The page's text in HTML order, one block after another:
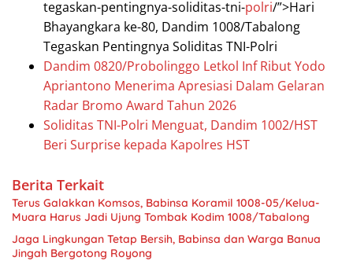
tegaskan-pentingnya-soliditas-tni-polri/”>Hari
Bhayangkara ke-80, Dandim 1008/Tabalong
Tegaskan Pentingnya Soliditas TNI-Polri
Dandim 0820/Probolinggo Letkol Inf Ribut Yodo
Apriantono Menerima Apresiasi Dalam Gelaran
Radar Bromo Award Tahun 2026
Soliditas TNI-Polri Menguat, Dandim 1002/HST
Beri Surprise kepada Kapolres HST
Berita Terkait
Terus Galakkan Komsos, Babinsa Koramil 1008-05/Kelua-
Muara Harus Jadi Ujung Tombak Kodim 1008/Tabalong
Jaga Lingkungan Tetap Bersih, Babinsa dan Warga Banua
Jingah Bergotong Royong